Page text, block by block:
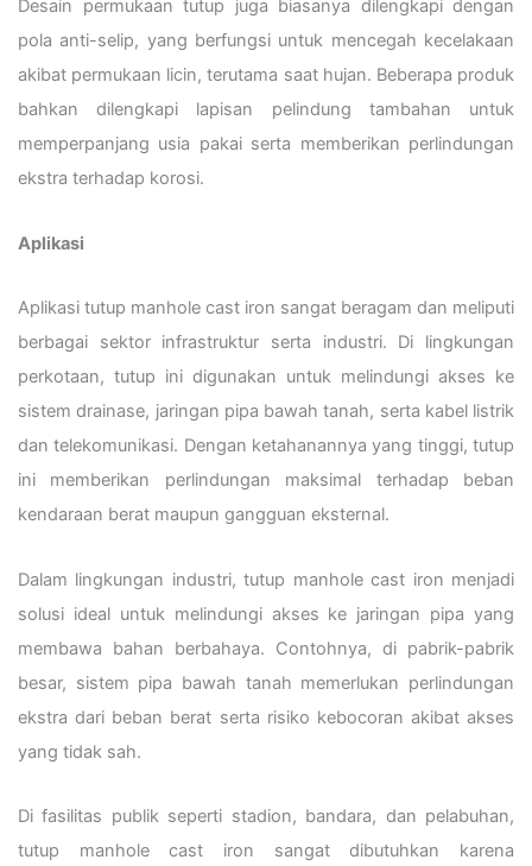
Desain permukaan tutup juga biasanya dilengkapi dengan
pola anti-selip, yang berfungsi untuk mencegah kecelakaan
akibat permukaan licin, terutama saat hujan. Beberapa produk
bahkan dilengkapi lapisan pelindung tambahan untuk
memperpanjang usia pakai serta memberikan perlindungan
ekstra terhadap korosi.
Aplikasi
Aplikasi tutup manhole cast iron sangat beragam dan meliputi
berbagai sektor infrastruktur serta industri. Di lingkungan
perkotaan, tutup ini digunakan untuk melindungi akses ke
sistem drainase, jaringan pipa bawah tanah, serta kabel listrik
dan telekomunikasi. Dengan ketahanannya yang tinggi, tutup
ini memberikan perlindungan maksimal terhadap beban
kendaraan berat maupun gangguan eksternal.
Dalam lingkungan industri, tutup manhole cast iron menjadi
solusi ideal untuk melindungi akses ke jaringan pipa yang
membawa bahan berbahaya. Contohnya, di pabrik-pabrik
besar, sistem pipa bawah tanah memerlukan perlindungan
ekstra dari beban berat serta risiko kebocoran akibat akses
yang tidak sah.
Di fasilitas publik seperti stadion, bandara, dan pelabuhan,
tutup manhole cast iron sangat dibutuhkan karena